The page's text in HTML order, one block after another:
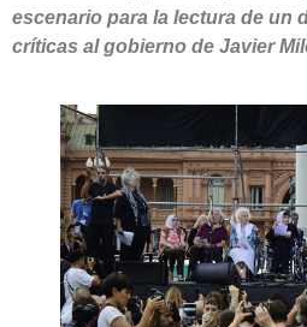
escenario para la lectura de un
críticas al gobierno de Javier